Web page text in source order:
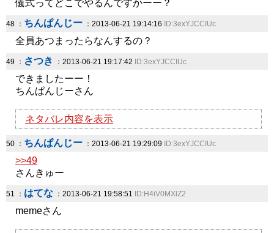
儀式ってどこでやるんですかーー？
48 ： ちんぱんじー ：2013-06-21 19:14:16 ID:3exYJCCIUc
全員あつまったらなんするの？
49 ： さつき ：2013-06-21 19:17:42 ID:3exYJCCIUc
できましたーー！
ちんぱんじーさん
ネタバレ内容を表示
50 ： ちんぱんじー ：2013-06-21 19:29:09 ID:3exYJCCIUc
>>49
さんきゅー
51 ： はてな ：2013-06-21 19:58:51 ID:H4iV0MXlZ2
memeさん